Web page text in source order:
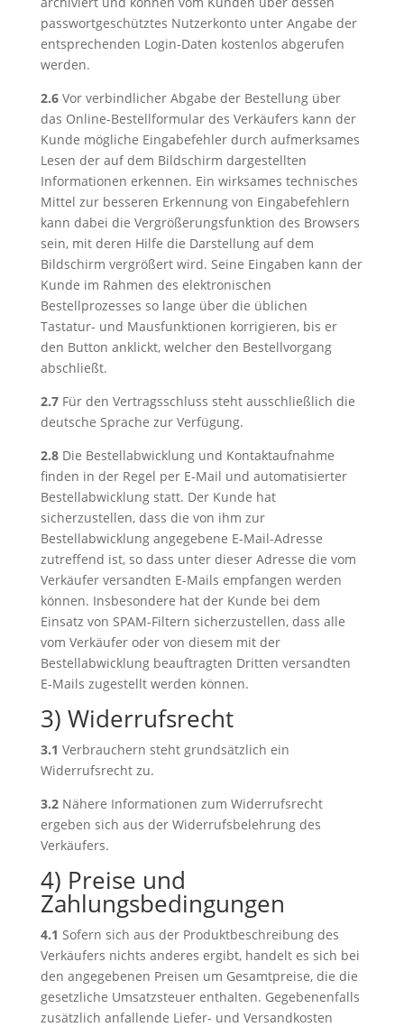
passwortgeschütztes Nutzerkonto unter Angabe der
entsprechenden Login-Daten kostenlos abgerufen
werden.
2.6Vor verbindlicher Abgabe der Bestellung über
das Online-Bestellformular des Verkäufers kann der
Kunde mögliche Eingabefehler durch aufmerksames
Lesen der auf dem Bildschirm dargestellten
Informationen erkennen. Ein wirksames technisches
Mittel zur besseren Erkennung von Eingabefehlern
kann dabei die Vergrößerungsfunktion des Browsers
sein, mit deren Hilfe die Darstellung auf dem
Bildschirm vergrößert wird. Seine Eingaben kann der
Kunde im Rahmen des elektronischen
Bestellprozesses so lange über die üblichen
Tastatur- und Mausfunktionen korrigieren, bis er
den Button anklickt, welcher den Bestellvorgang
abschließt.
2.7Für den Vertragsschluss steht ausschließlich die
deutsche Sprache zur Verfügung.
2.8Die Bestellabwicklung und Kontaktaufnahme
finden in der Regel per E-Mail und automatisierter
Bestellabwicklung statt. Der Kunde hat
sicherzustellen, dass die von ihm zur
Bestellabwicklung angegebene E-Mail-Adresse
zutreffend ist, so dass unter dieser Adresse die vom
Verkäufer versandten E-Mails empfangen werden
können. Insbesondere hat der Kunde bei dem
Einsatz von SPAM-Filtern sicherzustellen, dass alle
vom Verkäufer oder von diesem mit der
Bestellabwicklung beauftragten Dritten versandten
E-Mails zugestellt werden können.
3) Widerrufsrecht
3.1 Verbrauchern steht grundsätzlich ein
Widerrufsrecht zu.
3.2Nähere Informationen zum Widerrufsrecht
ergeben sich aus der Widerrufsbelehrung des
Verkäufers.
4) Preise und
Zahlungsbedingungen
4.1 Sofern sich aus der Produktbeschreibung des
Verkäufers nichts anderes ergibt, handelt es sich bei
den angegebenen Preisen um Gesamtpreise, die die
gesetzliche Umsatzsteuer enthalten. Gegebenenfalls
zusätzlich anfallende Liefer- und Versandkosten